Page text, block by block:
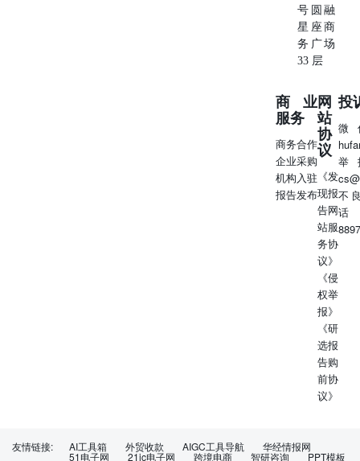
号圆融
星座商
务广场
33 层
商业
服务
商务合作
企业采购
机构入驻
报告发布
网
站
协
议
《发
现报
告网
站服
务协
议》
《侵
权举
报》
《研
选报
告购
前协
议》
投
微
举
不
友情链接: AI工具箱 外贸收款 AIGC工具导航 华经情报网
51电子网 21ic电子网 跨境电商 智研咨询 PPT模板